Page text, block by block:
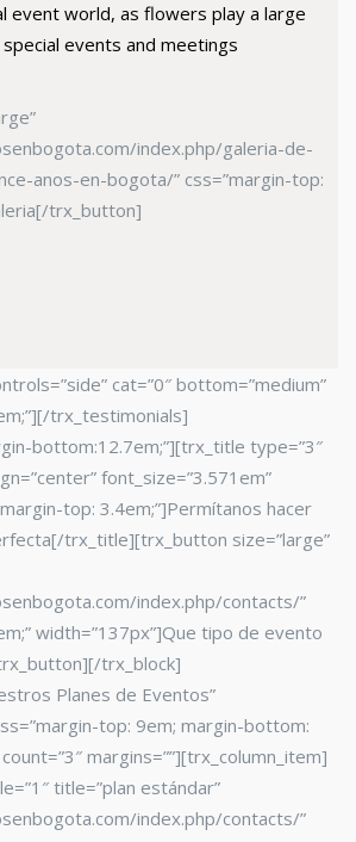
event world, as flowers play a large
events and meetings
index.php/galeria-de-
anos-en-bogota/” css=”margin-top:
trx_button]
cat=”0″ bottom=”medium”
trx_testimonials]
bottom:12.7em;”][trx_title type=”3″
font_size=”3.571em”
top: 3.4em;”]Permítanos hacer
trx_title][trx_button size=”large”
index.php/contacts/”
width=”137px”]Que tipo de evento
trx_block]
Planes de Eventos”
top: 9em; margin-bottom:
margins=””][trx_column_item]
title=”plan estándar”
index.php/contacts/”